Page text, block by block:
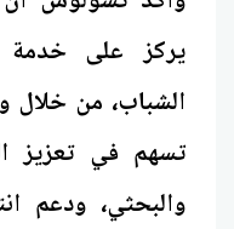
يركز على خدمة
الشباب، من خلال
تسهم في تعزيز
والبحثي، ودعم